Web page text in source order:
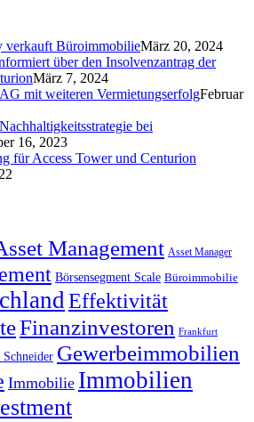
verkauft BüroimmobilieMärz 20, 2024
über den Insolvenzantrag der
März 7, 2024
mit weiteren VermietungserfolgFebruar
bei
16, 2023
für Access Tower und Centurion
Management Asset Manager
Börsensegment Scale Büroimmobilie
Effektivität
Finanzinvestoren Frankfurt
Schneider Gewerbeimmobilien
Immobilie Immobilien